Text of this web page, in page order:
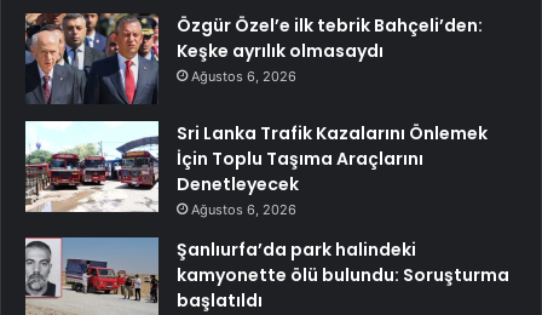
Özgür Özel’e ilk tebrik Bahçeli’den:
Keşke ayrılık olmasaydı
Ağustos 6, 2026
Sri Lanka Trafik Kazalarını Önlemek
İçin Toplu Taşıma Araçlarını
Denetleyecek
Ağustos 6, 2026
Şanlıurfa’da park halindeki
kamyonette ölü bulundu: Soruşturma
başlatıldı